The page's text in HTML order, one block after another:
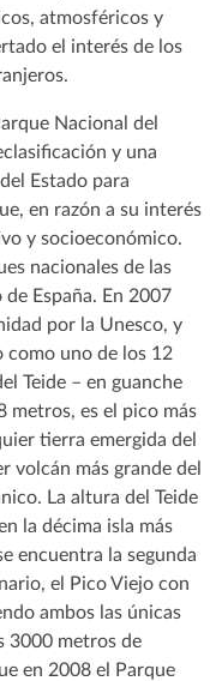
atmosféricos y
el interés de los
Nacional del
y una
Estado para
en razón a su interés
y socioeconómico.
nacionales de las
España. En 2007
por la Unesco, y
como uno de los 12
Teide – en guanche
metros, es el pico más
tierra emergida del
volcán más grande del
La altura del Teide
la décima isla más
encuentra la segunda
el Pico Viejo con
ambos las únicas
3000 metros de
en 2008 el Parque